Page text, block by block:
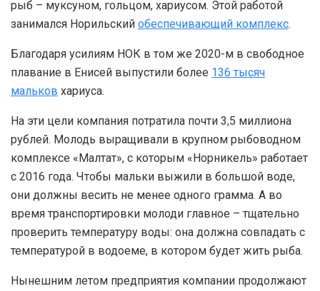
рыб – муксуном, гольцом, хариусом. Этой работой
занимался Норильский обеспечивающий комплекс.
Благодаря усилиям НОК в том же 2020-м в свободное
плавание в Енисей выпустили более 136 тысяч
мальков хариуса.
На эти цели компания потратила почти 3,5 миллиона
рублей. Молодь выращивали в крупном рыбоводном
комплексе «Малтат», с которым «Норникель» работает
с 2016 года. Чтобы мальки выжили в большой воде,
они должны весить не менее одного грамма. А во
время транспортировки молоди главное – тщательно
проверить температуру воды: она должна совпадать с
температурой в водоеме, в котором будет жить рыба.
Нынешним летом предприятия компании продолжают